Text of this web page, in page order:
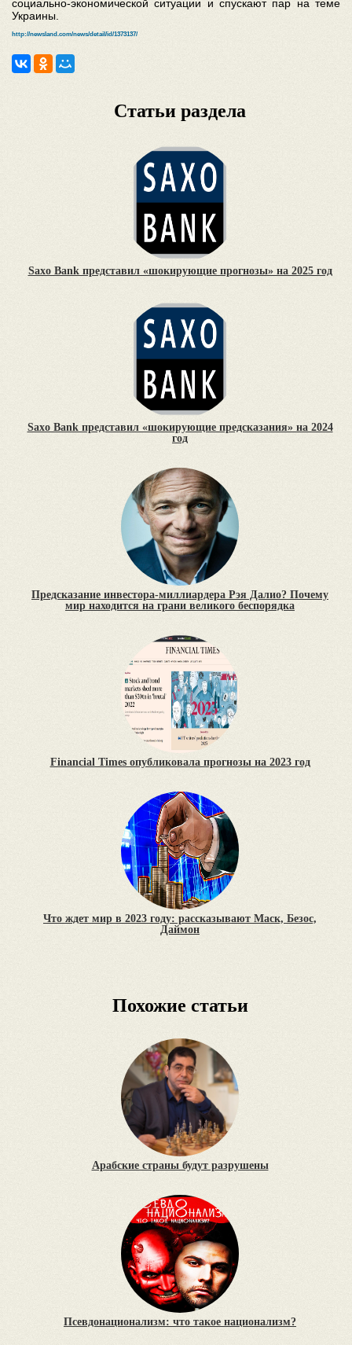
социально-экономической ситуации и спускают пар на теме
Украины.
http://newsland.com/news/detail/id/1373137/
Статьи раздела
Saxo Bank представил «шокирующие прогнозы» на 2025 год
Saxo Bank представил «шокирующие предсказания» на 2024
год
Предсказание инвестора-миллиардера Рэя Далио? Почему
мир находится на грани великого беспорядка
Financial Times опубликовала прогнозы на 2023 год
Что ждет мир в 2023 году: рассказывают Маск, Безос,
Даймон
Похожие статьи
Арабские страны будут разрушены
Псевдонационализм: что такое национализм?